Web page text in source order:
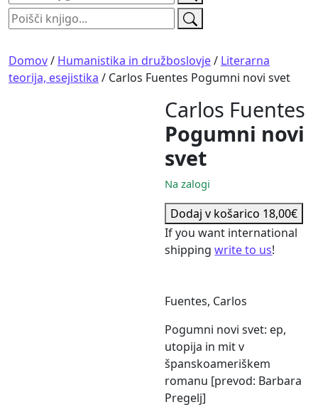
Išči:
Domov/ Humanistika in družboslovje/ Literarna
teorija, esejistika / Carlos Fuentes Pogumni novi svet
Carlos Fuentes
Pogumni novi
svet
Na zalogi
Carlos Fuentes Pogumni
Dodaj v košarico 18,00€
If you want international
shippingwrite to us!
Fuentes, Carlos
Pogumni novi svet: ep,
utopija in mit v
španskoameriškem
romanu [prevod: Barbara
Pregelj]